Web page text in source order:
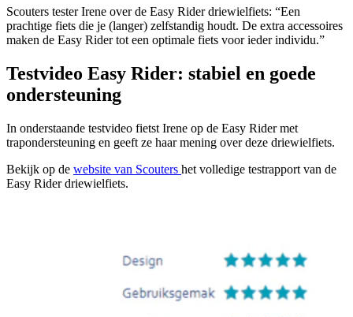
Scouters tester Irene over de Easy Rider driewielfiets: “Een
prachtige fiets die je (langer) zelfstandig houdt. De extra accessoires
maken de Easy Rider tot een optimale fiets voor ieder individu.”
Testvideo Easy Rider: stabiel en goede
ondersteuning
In onderstaande testvideo fietst Irene op de Easy Rider met
trapondersteuning en geeft ze haar mening over deze driewielfiets.
Bekijk op de website van Scouters het volledige testrapport van de
Easy Rider driewielfiets.